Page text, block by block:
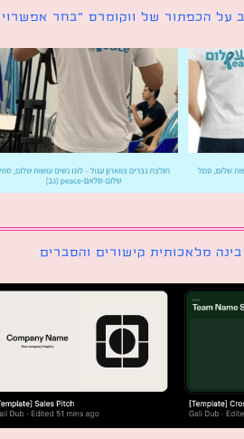
של ווקומרס ״בחר אפשרויות״
קישורים והסברים